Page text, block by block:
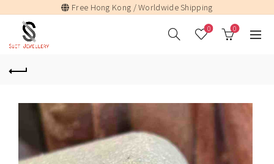
Free Hong Kong / Worldwide Shipping
0 0